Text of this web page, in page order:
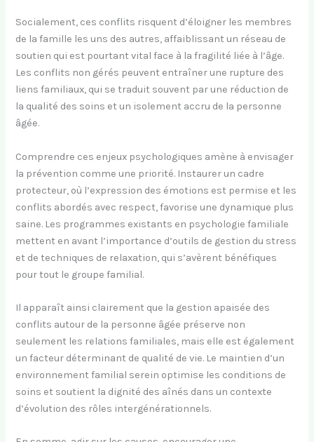
Socialement, ces conflits risquent d’éloigner les membres
de la famille les uns des autres, affaiblissant un réseau de
soutien qui est pourtant vital face à la fragilité liée à l’âge.
Les conflits non gérés peuvent entraîner une rupture des
liens familiaux, qui se traduit souvent par une réduction de
la qualité des soins et un isolement accru de la personne
âgée.
Comprendre ces enjeux psychologiques amène à envisager
la prévention comme une priorité. Instaurer un cadre
protecteur, où l’expression des émotions est permise et les
conflits abordés avec respect, favorise une dynamique plus
saine. Les programmes existants en psychologie familiale
mettent en avant l’importance d’outils de gestion du stress
et de techniques de relaxation, qui s’avèrent bénéfiques
pour tout le groupe familial.
Il apparaît ainsi clairement que la gestion apaisée des
conflits autour de la personne âgée préserve non
seulement les relations familiales, mais elle est également
un facteur déterminant de qualité de vie. Le maintien d’un
environnement familial serein optimise les conditions de
soins et soutient la dignité des aînés dans un contexte
d’évolution des rôles intergénérationnels.